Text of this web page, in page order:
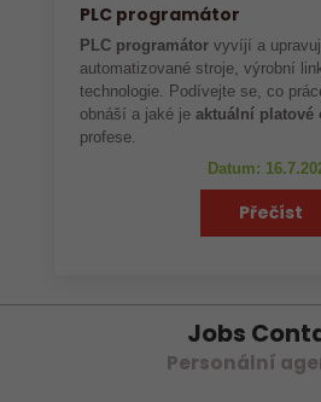
PLC programátor
PLC programátor vyvíjí a
automatizované stroje, výrobní
technologie. Podívejte se, co
obnáší a jaké je aktuální platové
profese.
Datum:
Přečíst
Jobs
Personální